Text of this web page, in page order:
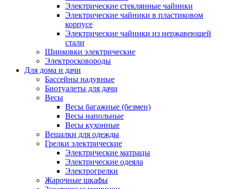
Электрические стеклянные чайники
Электрические чайники в пластиковом
корпусе
Электрические чайники из нержавеющей
стали
Шинковки электрические
Электросковороды
Для дома и дачи
Бассейны надувные
Биотуалеты для дачи
Весы
Весы багажные (безмен)
Весы напольные
Весы кухонные
Вешалки для одежды
Грелки электрические
Электрические матрацы
Электрические одеяла
Электрогрелки
Жарочные шкафы